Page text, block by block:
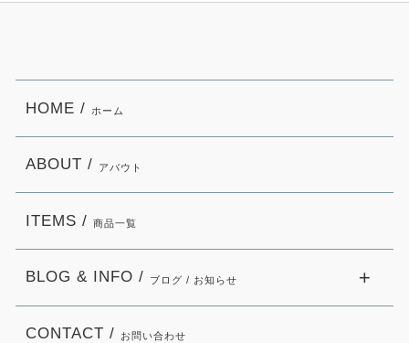
HOME / ホーム
ABOUT / アバウト
ITEMS / 商品一覧
BLOG & INFO / ブログ / お知らせ
CONTACT / お問い合わせ